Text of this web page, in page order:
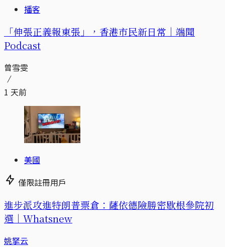
播客
「伸張正義報東張」，香港市民新日常｜端聞
Podcast
曾雪雯
1 天前
美國
僅限註冊用戶
進步派攻進特朗普票倉：薩依德險勝密歇根參院初
選｜Whatsnew
姚拏云